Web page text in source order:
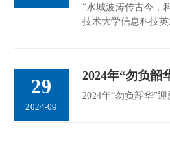
“水城波涛传古今
技术大学信息科技
29
2024-09
2024年“勿负韶
2024年“勿负韶华”